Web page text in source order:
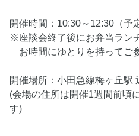
開催時間：10:30～12:30（予
※座談会終了後にお弁当ラン
お時間にゆとりを持ってご
開催場所：小田急線梅ヶ丘駅
(会場の住所は開催1週間前頃
す)